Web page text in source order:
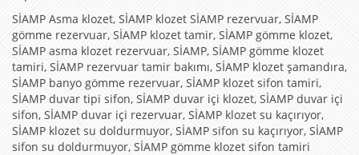
SİAMP Asma klozet, SİAMP klozet SİAMP rezervuar, SİAMP
gömme rezervuar, SİAMP klozet tamir, SİAMP gömme klozet,
SİAMP asma klozet rezervuar, SİAMP, SİAMP gömme klozet
tamiri, SİAMP rezervuar tamir bakımı, SİAMP klozet şamandıra,
SİAMP banyo gömme rezervuar, SİAMP klozet sifon tamiri,
SİAMP duvar tipi sifon, SİAMP duvar içi klozet, SİAMP duvar içi
sifon, SİAMP duvar içi rezervuar, SİAMP klozet su kaçırıyor,
SİAMP klozet su doldurmuyor, SİAMP sifon su kaçırıyor, SİAMP
sifon su doldurmuyor, SİAMP gömme klozet sifon tamiri